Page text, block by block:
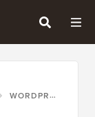
WORDPRESSの投稿を自動的にタグ付けして時間を節約する方法